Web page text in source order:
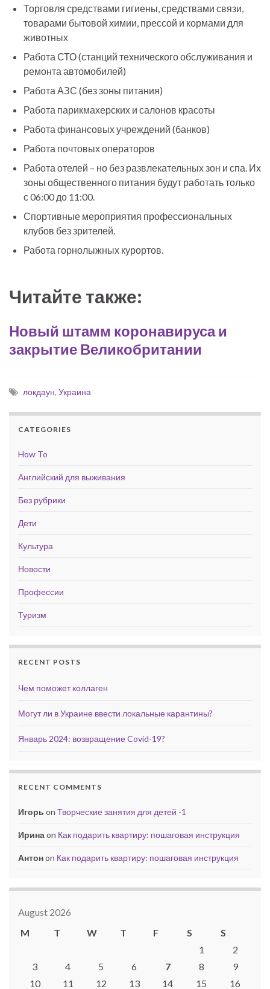
Торговля средствами гигиены, средствами связи,
товарами бытовой химии, прессой и кормами для
животных
Работа СТО (станций технического обслуживания и
ремонта автомобилей)
Работа АЗС (без зоны питания)
Работа парикмахерских и салонов красоты
Работа финансовых учреждений (банков)
Работа почтовых операторов
Работа отелей – но без развлекательных зон и спа. Их
зоны общественного питания будут работать только
с 06:00 до 11:00.
Спортивные мероприятия профессиональных
клубов без зрителей.
Работа горнолыжных курортов.
Читайте также:
Новый штамм коронавируса и
закрытие Великобритании
локдаун, Украина
CATEGORIES
How To
Английский для выживания
Без рубрики
Дети
Культура
Новости
Профессии
Туризм
RECENT POSTS
Чем поможет коллаген
Могут ли в Украине ввести локальные карантины?
Январь 2024: возвращение Covid-19?
RECENT COMMENTS
Игорь on Творческие занятия для детей -1
Иринаon Как подарить квартиру: пошаговая инструкция
Антонon Как подарить квартиру: пошаговая инструкция
August 2026
M
T W T F S
S
1
2
3
4 5 6 7 8
9
10
11 12 13 14 15 16